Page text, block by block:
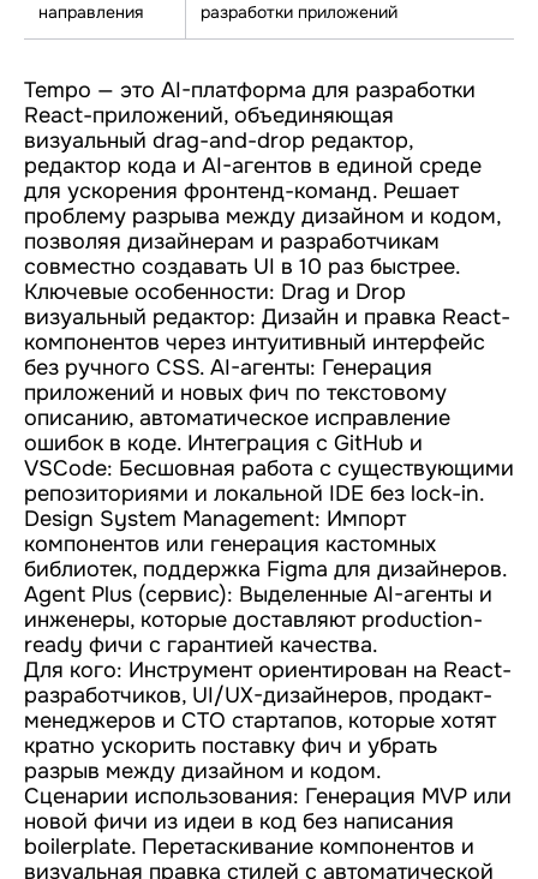
направления
разработки приложений
Tempo — это AI-платформа для разработки
React-приложений, объединяющая
визуальный drag-and-drop редактор,
редактор кода и AI-агентов в единой среде
для ускорения фронтенд-команд. Решает
проблему разрыва между дизайном и кодом,
позволяя дизайнерам и разработчикам
совместно создавать UI в 10 раз быстрее.
Ключевые особенности: Drag и Drop
визуальный редактор: Дизайн и правка React-
компонентов через интуитивный интерфейс
без ручного CSS. AI-агенты: Генерация
приложений и новых фич по текстовому
описанию, автоматическое исправление
ошибок в коде. Интеграция с GitHub и
VSCode: Бесшовная работа с существующими
репозиториями и локальной IDE без lock-in.
Design System Management: Импорт
компонентов или генерация кастомных
библиотек, поддержка Figma для дизайнеров.
Agent Plus (сервис): Выделенные AI-агенты и
инженеры, которые доставляют production-
ready фичи с гарантией качества.
Для кого: Инструмент ориентирован на React-
разработчиков, UI/UX-дизайнеров, продакт-
менеджеров и CTO стартапов, которые хотят
кратно ускорить поставку фич и убрать
разрыв между дизайном и кодом.
Сценарии использования: Генерация MVP или
новой фичи из идеи в код без написания
boilerplate. Перетаскивание компонентов и
визуальная правка стилей с автоматической